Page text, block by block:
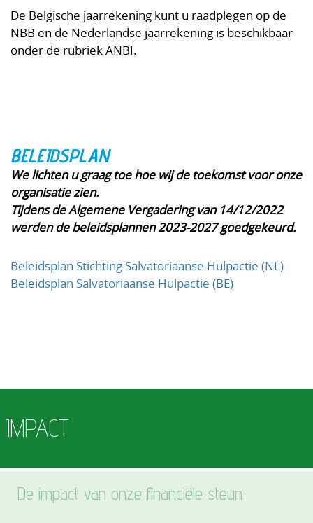
De Belgische jaarrekening kunt u raadplegen op de
NBB en de Nederlandse jaarrekening is beschikbaar
onder de rubriek ANBI.
BELEIDSPLAN
We lichten u graag toe hoe wij de toekomst voor onze
organisatie zien.
Tijdens de Algemene Vergadering van 14/12/2022
werden de beleidsplannen 2023-2027 goedgekeurd.
Beleidsplan Stichting Salvatoriaanse Hulpactie (NL)
Beleidsplan Salvatoriaanse Hulpactie (BE)
IMPACT
De impact van onze financiële steun